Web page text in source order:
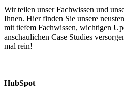
Wir teilen unser Fachwissen und
Ihnen. Hier finden Sie unsere
mit tiefem Fachwissen, wichtigen
anschaulichen Case Studies
mal rein!
HubSpot